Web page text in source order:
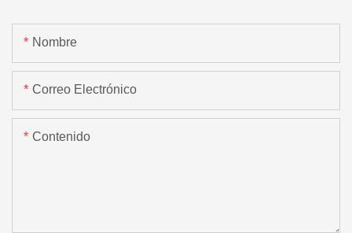
Nombre
Correo Electrónico
Contenido